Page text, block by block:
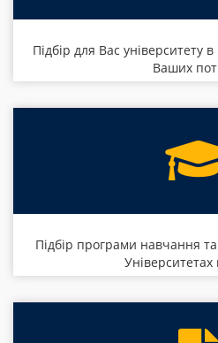
Підбір для Вас університету
Ваших
Підбір програми навчання
Університетах